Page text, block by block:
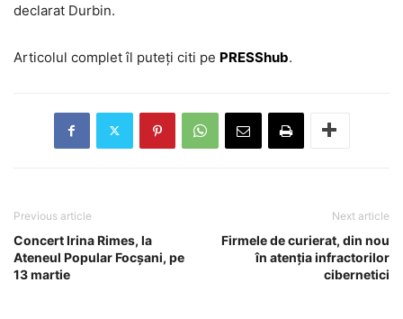
declarat Durbin.
Articolul complet îl puteți citi pe PRESShub.
Previous article
Concert Irina Rimes, la
Ateneul Popular Focșani, pe
13 martie
Next article
Firmele de curierat, din nou
în atenția infractorilor
cibernetici